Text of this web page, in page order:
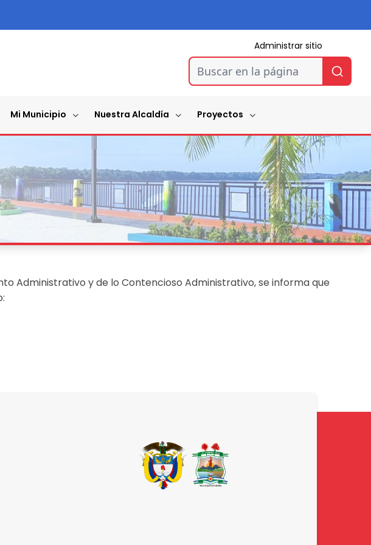
Administrar sitio
Buscar en la página
Mi Municipio Nuestra Alcaldía Proyectos
Administrativo y de lo Contencioso Administrativo, se informa que